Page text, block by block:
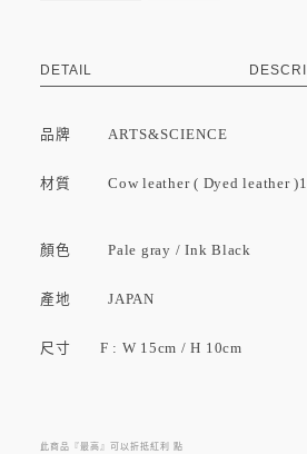
DETAIL
品牌ARTS&SCIENCE
材質 Cow leather ( Dyed leather
顏色 Pale gray / Ink Black
產地 JAPAN
尺寸 F : W 15cm / H 10cm
此商品『最高』可以折抵紅利 點